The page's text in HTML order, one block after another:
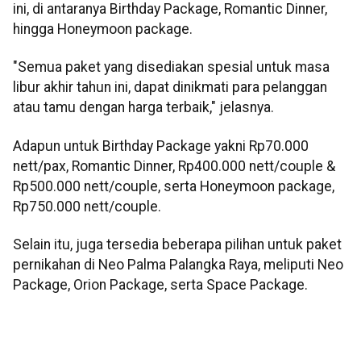
ini, di antaranya Birthday Package, Romantic Dinner,
hingga Honeymoon package.
"Semua paket yang disediakan spesial untuk masa
libur akhir tahun ini, dapat dinikmati para pelanggan
atau tamu dengan harga terbaik," jelasnya.
Adapun untuk Birthday Package yakni Rp70.000
nett/pax, Romantic Dinner, Rp400.000 nett/couple &
Rp500.000 nett/couple, serta Honeymoon package,
Rp750.000 nett/couple.
Selain itu, juga tersedia beberapa pilihan untuk paket
pernikahan di Neo Palma Palangka Raya, meliputi Neo
Package, Orion Package, serta Space Package.